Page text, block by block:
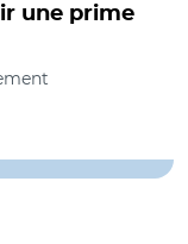
une prime